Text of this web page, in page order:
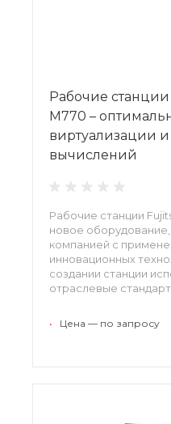
Рабочие станции
M770 –
виртуализации
вычислений
Рабочие станции
новое
компанией с
инновационных
создании станции
отраслевые
высоким уровнем
• Цена — по запросу